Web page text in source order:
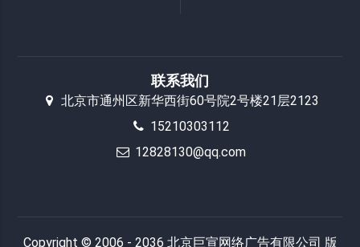
联系我们
北京市通州区新华西街60号院2号楼21层2123
15210303112
12828130@qq.com
Copyright © 2006 - 2036 北京巨宣网络广告有限公司 版